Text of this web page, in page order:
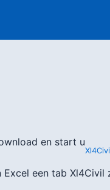
en start u
Excel een tab